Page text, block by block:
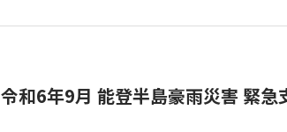
令和6年9月 能登半島豪雨災害 緊急支